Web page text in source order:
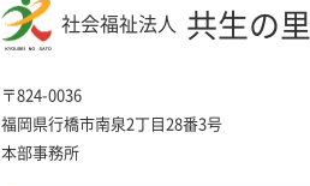
社会福祉法人 共生の里
〒824-0036
福岡県行橋市南泉2丁目28番3号
本部事務所